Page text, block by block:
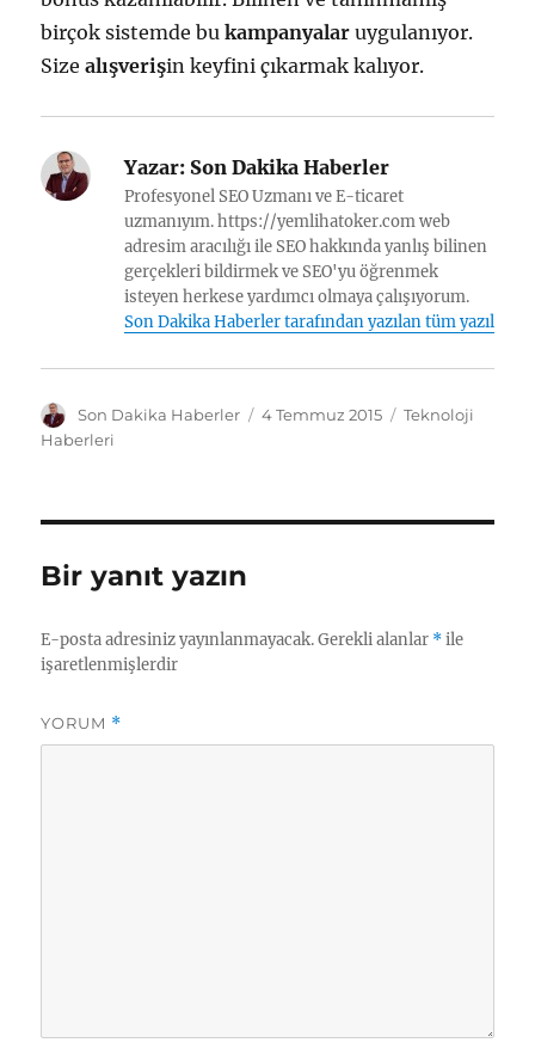
birçok sistemde bukampanyalar uygulanıyor.
Sizealışverişin keyfini çıkarmak kalıyor.
Yazar: Son Dakika Haberler
Profesyonel SEO Uzmanı ve E-ticaret
uzmanıyım. https://yemlihatoker.com web
adresim aracılığı ile SEO hakkında yanlış bilinen
gerçekleri bildirmek ve SEO'yu öğrenmek
isteyen herkese yardımcı olmaya çalışıyorum.
Son Dakika Haberler tarafından yazılan tüm yazılar
Y
a
Son Dakika Haberler
Y
h
4 Temmuz 2015
K
e
Teknoloji
Haberleri
Bir yanıt yazın
E-posta adresiniz yayınlanmayacak. Gerekli alanlar *ile
işaretlenmişlerdir
YORUM *